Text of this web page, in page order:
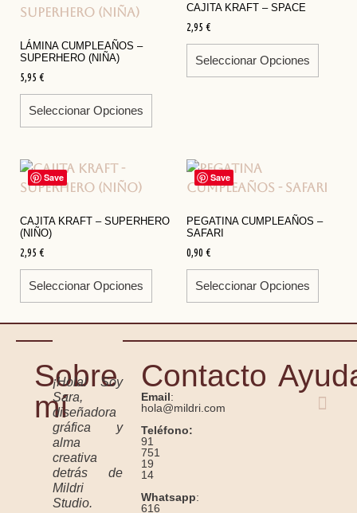
LÁMINA CUMPLEAÑOS –
SUPERHERO (NIÑA)
5,95 €
Seleccionar Opciones
CAJITA KRAFT – SPACE
2,95 €
Seleccionar Opciones
Save
CAJITA KRAFT – SUPERHERO
(NIÑO)
2,95 €
Seleccionar Opciones
Save
PEGATINA CUMPLEAÑOS –
SAFARI
0,90 €
Seleccionar Opciones
Sobre
mí
¡Hola! Soy
Sara,
diseñadora
gráfica y
alma
creativa
detrás de
Mildri
Studio.
Contacto
Email:
hola@mildri.com
Teléfono:
91
751
19
14
Whatsapp:
616